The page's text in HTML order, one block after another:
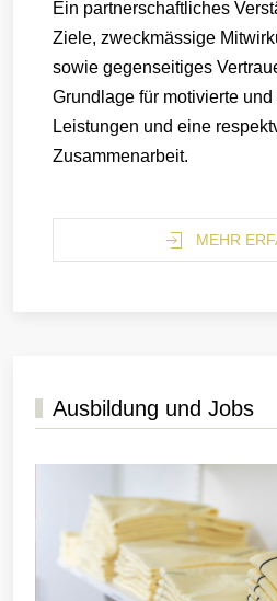
Ein partnerschaftliches
Ziele, zweckmässige
sowie gegenseitiges
Grundlage für motivierte
Leistungen und eine
Zusammenarbeit.
MEHR
Ausbildung und Jobs